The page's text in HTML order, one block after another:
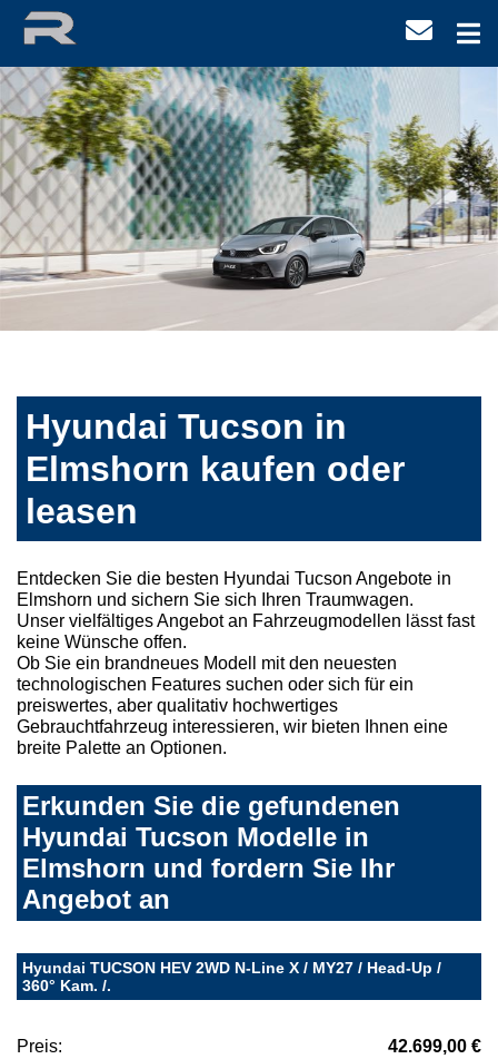
Hyundai Tucson in
Elmshorn kaufen oder
leasen
Entdecken Sie die besten Hyundai Tucson Angebote in
Elmshorn und sichern Sie sich Ihren Traumwagen.
Unser vielfältiges Angebot an Fahrzeugmodellen lässt fast
keine Wünsche offen.
Ob Sie ein brandneues Modell mit den neuesten
technologischen Features suchen oder sich für ein
preiswertes, aber qualitativ hochwertiges
Gebrauchtfahrzeug interessieren, wir bieten Ihnen eine
breite Palette an Optionen.
Erkunden Sie die gefundenen
Hyundai Tucson Modelle in
Elmshorn und fordern Sie Ihr
Angebot an
Hyundai TUCSON HEV 2WD N-Line X / MY27 / Head-Up /
360° Kam. /.
Preis:
42.699,00 €